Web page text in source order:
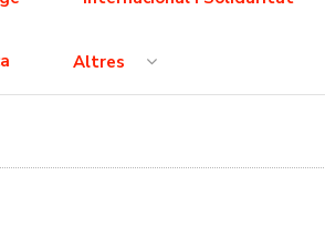
crisi, això és un conflicte i l’hem de guanyar!
Altres